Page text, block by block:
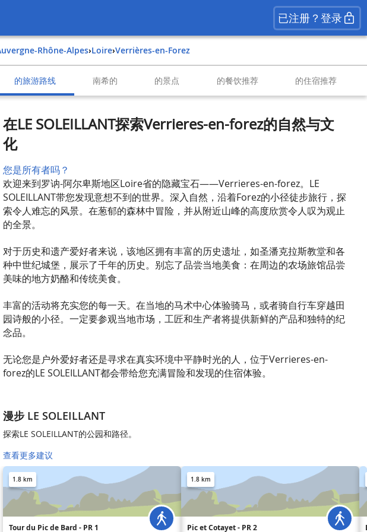
已注册？登录
Auvergne-Rhône-Alpes› Loire› Verrières-en-Forez
的旅游路线 南希的 的景点 的餐饮推荐 的住宿推荐
在LE SOLEILLANT探索Verrieres-en-forez的自然与文
化
您是所有者吗？
欢迎来到罗讷-阿尔卑斯地区Loire省的隐藏宝石——Verrieres-en-forez。LE
SOLEILLANT带您发现意想不到的世界。深入自然，沿着Forez的小径徒步旅行，探
索令人难忘的风景。在葱郁的森林中冒险，并从附近山峰的高度欣赏令人叹为观止
的全景。
对于历史和遗产爱好者来说，该地区拥有丰富的历史遗址，如圣潘克拉斯教堂和各
种中世纪城堡，展示了千年的历史。别忘了品尝当地美食：在周边的农场旅馆品尝
美味的地方奶酪和传统美食。
丰富的活动将充实您的每一天。在当地的马术中心体验骑马，或者骑自行车穿越田
园诗般的小径。一定要参观当地市场，工匠和生产者将提供新鲜的产品和独特的纪
念品。
无论您是户外爱好者还是寻求在真实环境中平静时光的人，位于Verrieres-en-
forez的LE SOLEILLANT都会带给您充满冒险和发现的住宿体验。
漫步 LE SOLEILLANT
探索LE SOLEILLANT的公园和路径。
查看更多建议
1.8 km
Tour du Pic de Bard - PR 1
1.8 km
Pic et Cotayet - PR 2